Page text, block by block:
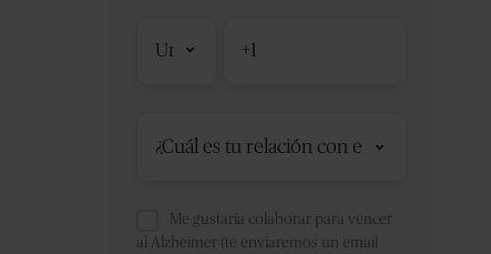
Me gustaría colaborar para vencer
al Alzheimer (te enviaremos un email